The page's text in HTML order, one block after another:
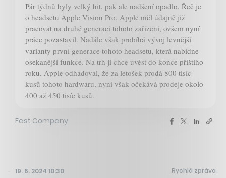
Pár týdnů byly velký hit, pak ale nadšení opadlo. Řeč je
o headsetu Apple Vision Pro. Apple měl údajně již
pracovat na druhé generaci tohoto zařízení, ovšem nyní
práce pozastavil. Nadále však probíhá vývoj levnější
varianty první generace tohoto headsetu, která nabídne
osekanější funkce. Na trh ji chce uvést do konce příštího
roku. Apple odhadoval, že za letošek prodá 800 tisíc
kusů tohoto hardwaru, nyní však očekává prodeje okolo
400 až 450 tisíc kusů.
Fast Company
19. 6. 2024 10:30 Rychlá zpráva